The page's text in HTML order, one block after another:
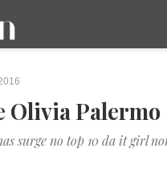
Olivia Palermo
surge no top 10 da it girl